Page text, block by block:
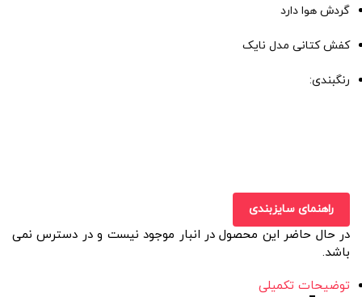
گردش هوا دارد
کفش کتانی مدل نایک
رنگبندی:
راهنمای سایزبندی
در حال حاضر این محصول در انبار موجود نیست و در دسترس نمی
باشد.
توضیحات تکمیلی